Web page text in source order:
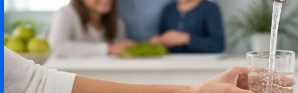
Zvířata & jejich chov
Rodina a děti
Testování produktů
Aktuality & zprávy